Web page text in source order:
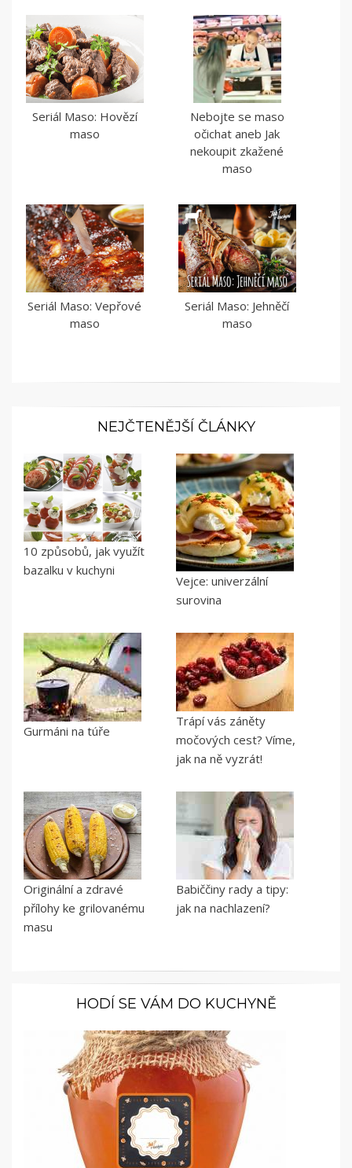
Seriál Maso: Hovězí
maso
Nebojte se maso
očichat aneb Jak
nekoupit zkažené
maso
Seriál Maso: Vepřové
maso
Seriál Maso: Jehněčí
maso
NEJČTENĚJŠÍ ČLÁNKY
10 způsobů, jak využít
bazalku v kuchyni
Vejce: univerzální
surovina
Gurmáni na túře
Trápí vás záněty
močových cest? Víme,
jak na ně vyzrát!
Originální a zdravé
přílohy ke grilovanému
masu
Babiččiny rady a tipy:
jak na nachlazení?
HODÍ SE VÁM DO KUCHYNĚ